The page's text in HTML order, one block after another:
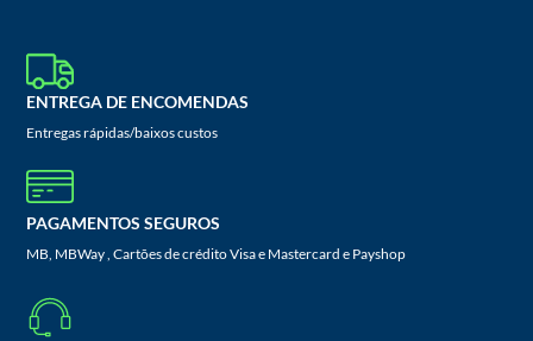
ENTREGA DE ENCOMENDAS
Entregas rápidas/baixos custos
PAGAMENTOS SEGUROS
MB, MBWay , Cartões de crédito Visa e Mastercard e Payshop